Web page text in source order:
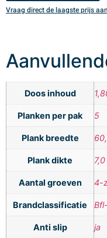
Vraag direct de laagste prijs
Doos inhoud
Planken per pak 5
Plank breedte
Plank dikte 7,0
Aantal groeven 4-
Brandclassificatie
Anti slip ja